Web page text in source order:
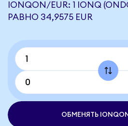
IONQON/EUR: 1 IONQ
РАВНО 34,9575 EUR
ОБМЕНЯТЬ